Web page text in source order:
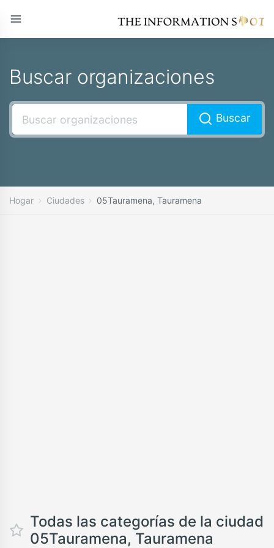
Buscar organizaciones
Buscar
Hogar Ciudades 05Tauramena, Tauramena
Todas las categorías de la ciudad
05Tauramena, Tauramena